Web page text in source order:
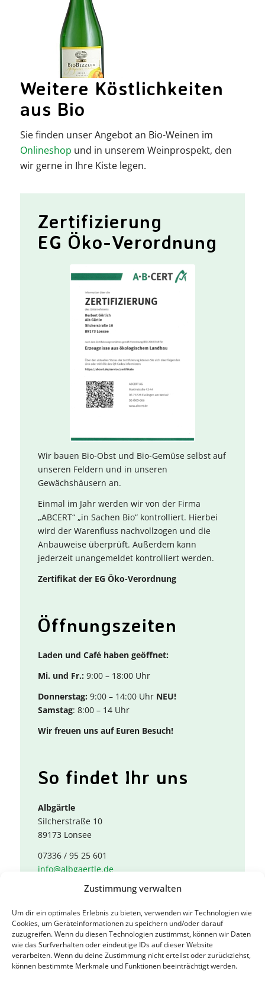
Zustimmung verwalten
Um dir ein optimales Erlebnis zu bieten, verwenden wir Technologien wie
Cookies, um Geräteinformationen zu speichern und/oder darauf
zuzugreifen. Wenn du diesen Technologien zustimmst, können wir Daten
wie das Surfverhalten oder eindeutige IDs auf dieser Website
verarbeiten. Wenn du deine Zustimmung nicht erteilst oder zurückziehst,
können bestimmte Merkmale und Funktionen beeinträchtigt werden.
Weitere Köstlichkeiten
aus Bio
Sie finden unser Angebot an Bio-Weinen im
Onlineshop und in unserem Weinprospekt, den
wir gerne in Ihre Kiste legen.
Zertifizierung
EG Öko-Verordnung
Wir bauen Bio-Obst und Bio-Gemüse selbst auf
unseren Feldern und in unseren
Gewächshäusern an.
Einmal im Jahr werden wir von der Firma
„ABCERT“ „in Sachen Bio“ kontrolliert. Hierbei
wird der Warenfluss nachvollzogen und die
Anbauweise überprüft. Außerdem kann
jederzeit unangemeldet kontrolliert werden.
Zertifikat der EG Öko-Verordnung
Öffnungs­zeiten
Laden und Café haben geöffnet:
Mi. und Fr.:9:00 – 18:00 Uhr
Donnerstag:9:00 – 14:00 Uhr NEU!
Samstag: 8:00 – 14 Uhr
Wir freuen uns auf Euren Besuch!
So findet Ihr uns
Albgärtle
Silcherstraße 10
89173 Lonsee
07336 / 95 25 601
info@albgaertle.de
Onlineshop
Entdeckt unser Angebot in unserem
Onlineshop!